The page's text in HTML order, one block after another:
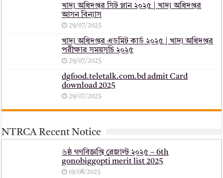
খাদ্য অধিদপ্তর সিট প্লান ২০২৫ | খাদ্য অধিদপ্তর
আসন বিন্যাস
29/07/2025
খাদ্য অধিদপ্তর এডমিট কার্ড ২০২৫ | খাদ্য অধিদপ্তর
পরীক্ষার সময়সূচি ২০২৫
29/07/2025
dgfood.teletalk.com.bd admit Card
download 2025
29/07/2025
NTRCA Recent Notice
৬ষ্ঠ গণবিজ্ঞপ্তি রেজাল্ট ২০২৫ – 6th
gonobiggopti merit list 2025
19/08/2025